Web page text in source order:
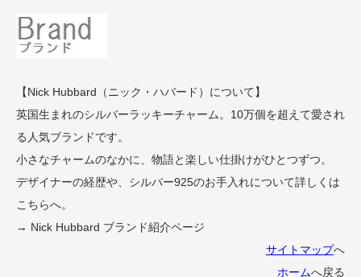
【Nick Hubbard（ニック・ハバード）について】
英国生まれのシルバーラッキーチャーム。10万個を超えて愛され
る人気ブランドです。
小さなチャームのなかに、物語と楽しい仕掛けがひとつずつ。
デザイナーの経歴や、シルバー925のお手入れについて詳しくは
こちらへ。
→ Nick Hubbard ブランド紹介ページ
サイトマップへ
ホームへ戻る